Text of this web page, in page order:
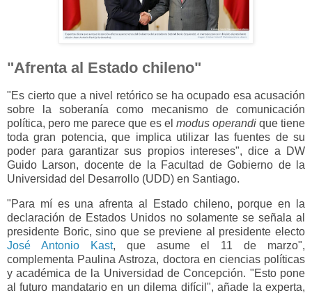
"Afrenta al Estado chileno"
"Es cierto que a nivel retórico se ha ocupado esa acusación
sobre la soberanía como mecanismo de comunicación
política, pero me parece que es el modus operandi que tiene
toda gran potencia, que implica utilizar las fuentes de su
poder para garantizar sus propios intereses", dice a DW
Guido Larson, docente de la Facultad de Gobierno de la
Universidad del Desarrollo (UDD) en Santiago.
"Para mí es una afrenta al Estado chileno, porque en la
declaración de Estados Unidos no solamente se señala al
presidente Boric, sino que se previene al presidente electo
José Antonio Kast, que asume el 11 de marzo",
complementa Paulina Astroza, doctora en ciencias políticas
y académica de la Universidad de Concepción. "Esto pone
al futuro mandatario en un dilema difícil", añade la experta,